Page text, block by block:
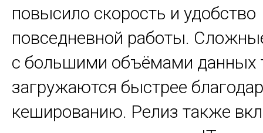
повысило скорость и удобство
повседневной работы.
с большими объёмами данных
загружаются быстрее
кешированию. Релиз также